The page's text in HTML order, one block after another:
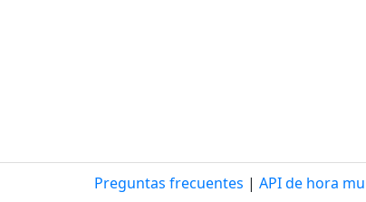
Preguntas frecuentes | API de hora